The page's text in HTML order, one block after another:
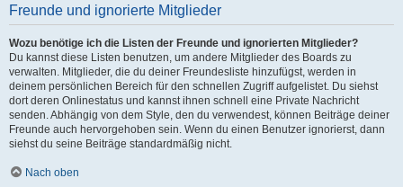
Freunde und ignorierte Mitglieder
Wozu benötige ich die Listen der Freunde und ignorierten Mitglieder?
Du kannst diese Listen benutzen, um andere Mitglieder des Boards zu
verwalten. Mitglieder, die du deiner Freundesliste hinzufügst, werden in
deinem persönlichen Bereich für den schnellen Zugriff aufgelistet. Du siehst
dort deren Onlinestatus und kannst ihnen schnell eine Private Nachricht
senden. Abhängig von dem Style, den du verwendest, können Beiträge deiner
Freunde auch hervorgehoben sein. Wenn du einen Benutzer ignorierst, dann
siehst du seine Beiträge standardmäßig nicht.
Nach oben